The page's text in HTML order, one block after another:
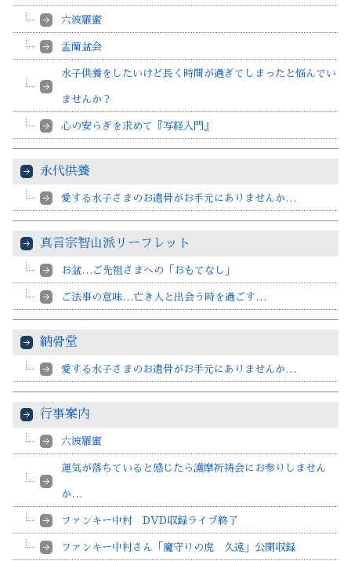
六波羅蜜
盂蘭盆会
水子供養をしたいけど長く時間が過ぎてしまったと悩んでい
ませんか？
心の安らぎを求めて『写経入門』
永代供養
愛する水子さまのお遺骨がお手元にありませんか…
真言宗智山派リーフレット
お盆…ご先祖さまへの「おもてなし」
ご法事の意味…亡き人と出会う時を過ごす…
納骨堂
愛する水子さまのお遺骨がお手元にありませんか…
行事案内
六波羅蜜
運気が落ちていると感じたら護摩祈祷会にお参りしません
か…
ファンキー中村 DVD収録ライブ終了
ファンキー中村さん「魔守りの虎 久遠」公開収録